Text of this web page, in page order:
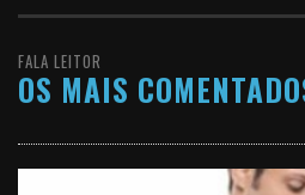
FALA LEITOR
OS MAIS